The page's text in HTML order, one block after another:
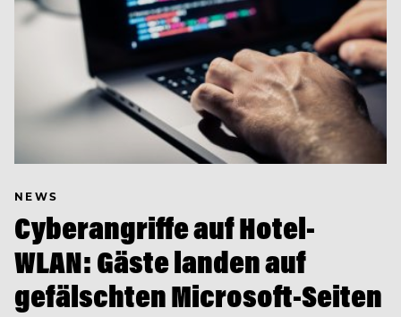
NEWS
Cyberangriffe auf Hotel-
WLAN: Gäste landen auf
gefälschten Microsoft-Seiten